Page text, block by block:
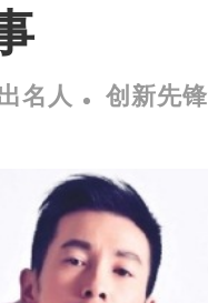
名人 创新先锋